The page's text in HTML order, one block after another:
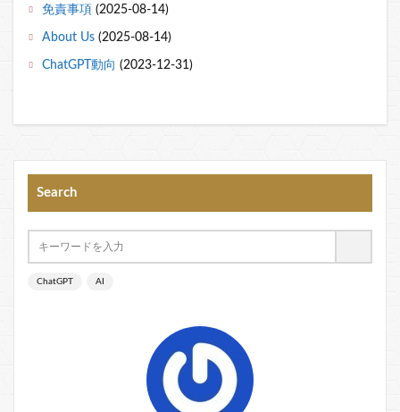
免責事項 (2025-08-14)
About Us (2025-08-14)
ChatGPT動向 (2023-12-31)
Search
ChatGPT AI